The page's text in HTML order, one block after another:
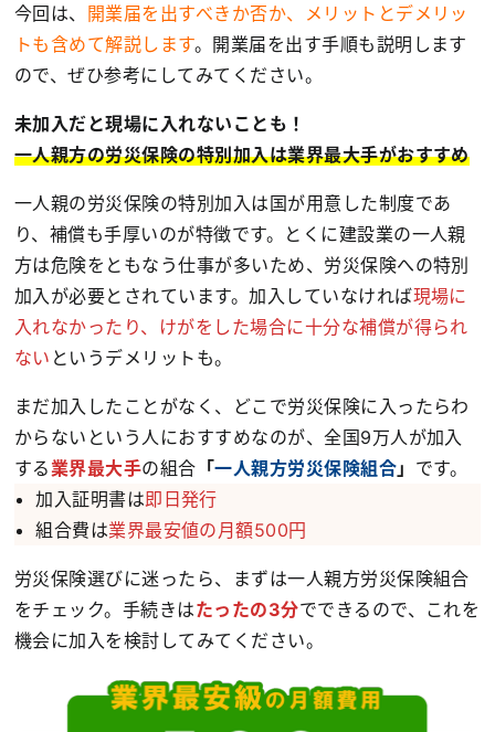
今回は、
開業届を出すべきか否か、メリットとデメリッ
トも含めて解説します。開業届を出す手順も説明します
ので、ぜひ参考にしてみてください。
未加入だと現場に入れないことも！
一人親方の労災保険の特別加入は業界最大手がおすすめ
一人親の労災保険の特別加入は国が用意した制度であ
り、補償も手厚いのが特徴です。とくに建設業の一人親
方は危険をともなう仕事が多いため、労災保険への特別
加入が必要とされています。加入していなければ現場に
入れなかったり、けがをした場合に十分な補償が得られ
ない というデメリットも。
まだ加入したことがなく、どこで労災保険に入ったらわ
からないという人におすすめなのが、全国9万人が加入
する 業界最大手の組合 「一人親方労災保険組合」 です。
加入証明書は即日発行
組合費は業界最安値の月額500円
労災保険選びに迷ったら、まずは一人親方労災保険組合
をチェック。手続きはたったの3分でできるので、これを
機会に加入を検討してみてください。